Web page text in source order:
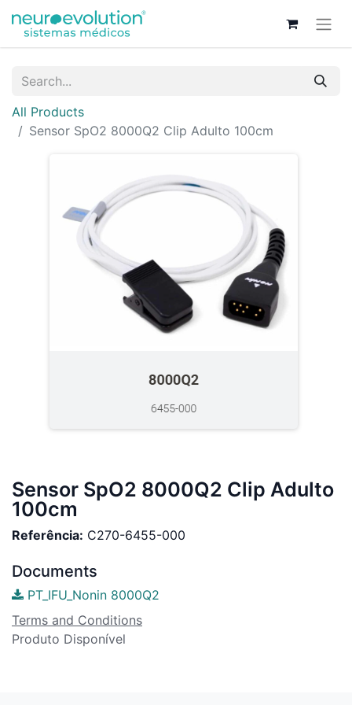
All Products
Sensor SpO2 8000Q2 Clip Adulto 100cm
Sensor SpO2 8000Q2 Clip Adulto
100cm
Referência: C270-6455-000
Documents
PT_IFU_Nonin 8000Q2
Terms and Conditions
Produto Disponível